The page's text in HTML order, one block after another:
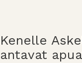
Kenelle
antavat